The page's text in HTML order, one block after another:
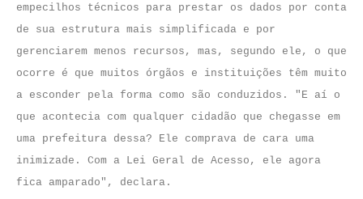
empecilhos técnicos para prestar os dados por conta
de sua estrutura mais simplificada e por
gerenciarem menos recursos, mas, segundo ele, o que
ocorre é que muitos órgãos e instituições têm muito
a esconder pela forma como são conduzidos. "E aí o
que acontecia com qualquer cidadão que chegasse em
uma prefeitura dessa? Ele comprava de cara uma
inimizade. Com a Lei Geral de Acesso, ele agora
fica amparado", declara.